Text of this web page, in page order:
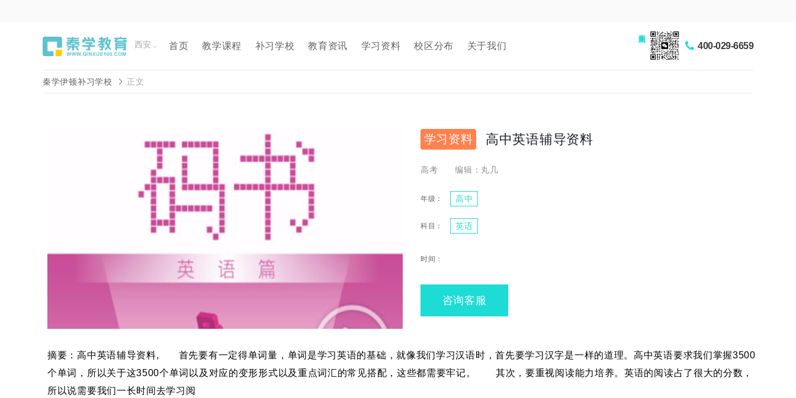
西安 首页 教学课程 补习学校 教育资讯 学习资料 校区分布 关于我们 400-029-6659
秦学伊顿补习学校 正文
学习资料 高中英语辅导资料
高考 编辑：丸几
高中
英语
咨询客服
摘要：高中英语辅导资料, 首先要有一定得单词量，单词是学习英语的基础，就像我们学习汉语时，首先要学习汉字是一样的道理。高中英语要求我们掌握3500
个单词，所以关于这3500个单词以及对应的变形形式以及重点词汇的常见搭配，这些都需要牢记。 其次，要重视阅读能力培养。英语的阅读占了很大的分数，
所以说需要我们一长时间去学习阅